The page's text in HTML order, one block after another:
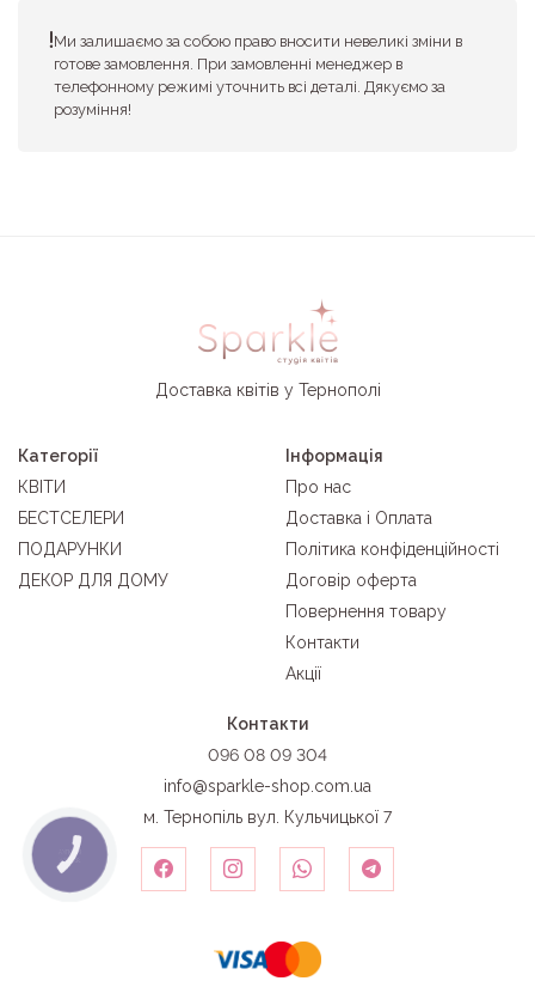
Ми залишаємо за собою право вносити невеликі зміни в
готове замовлення. При замовленні менеджер в
телефонному режимі уточнить всі деталі. Дякуємо за
розуміння!
Доставка квітів у Тернополі
Категорії
КВІТИ
БЕСТСЕЛЕРИ
ПОДАРУНКИ
ДЕКОР ДЛЯ ДОМУ
Інформація
Про нас
Доставка і Оплата
Політика конфіденційності
Договір оферта
Повернення товару
Контакти
Акції
Контакти
096 08 09 304
info@sparkle-shop.com.ua
м. Тернопіль вул. Кульчицької 7
КНОПКА
ЗВ'ЯЗКУ